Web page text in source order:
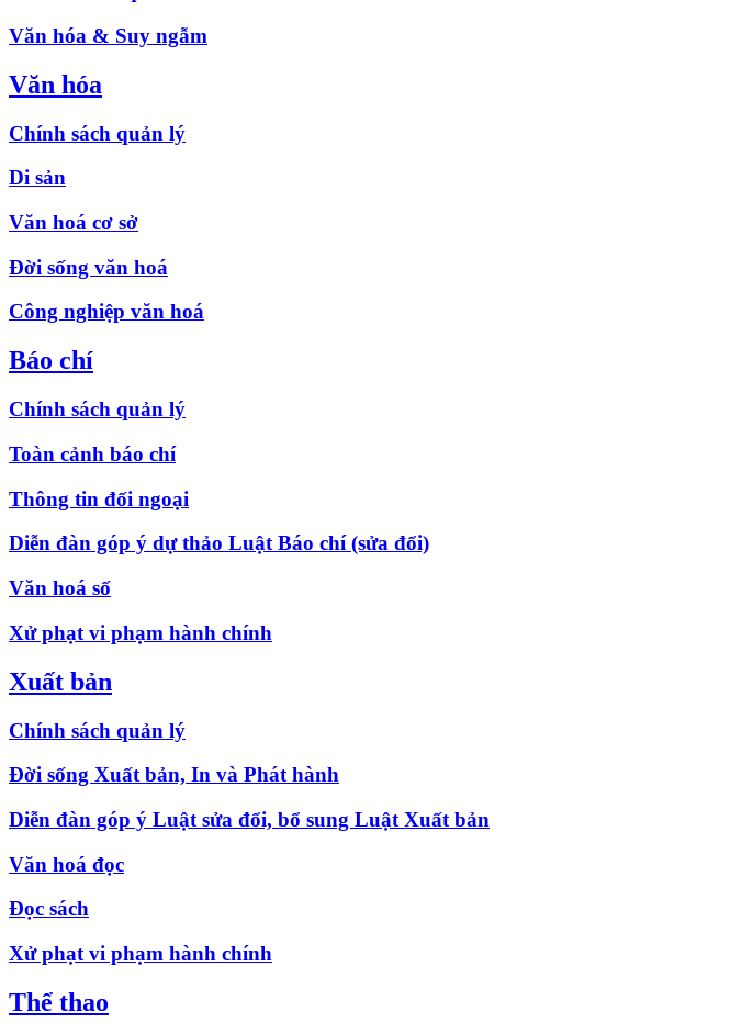
Văn hóa & Suy ngẫm
Văn hóa
Chính sách quản lý
Di sản
Văn hoá cơ sở
Đời sống văn hoá
Công nghiệp văn hoá
Báo chí
Chính sách quản lý
Toàn cảnh báo chí
Thông tin đối ngoại
Diễn đàn góp ý dự thảo Luật Báo chí (sửa đổi)
Văn hoá số
Xử phạt vi phạm hành chính
Xuất bản
Chính sách quản lý
Đời sống Xuất bản, In và Phát hành
Diễn đàn góp ý Luật sửa đổi, bổ sung Luật Xuất bản
Văn hoá đọc
Đọc sách
Xử phạt vi phạm hành chính
Thể thao